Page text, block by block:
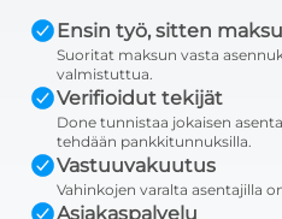
Ensin työ, sitten maksu
Suoritat maksun vasta
valmistuttua.
Verifioidut tekijät
Done tunnistaa jokaisen
tehdään pankkitunnuksilla.
Vastuuvakuutus
Vahinkojen varalta asentajilla
Asiakaspalvelu